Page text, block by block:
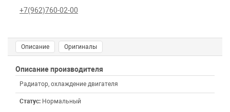
+7(962)760-02-00
Описание Оригиналы
Описание производителя
Радиатор, охлаждение двигателя
Статус: Нормальный